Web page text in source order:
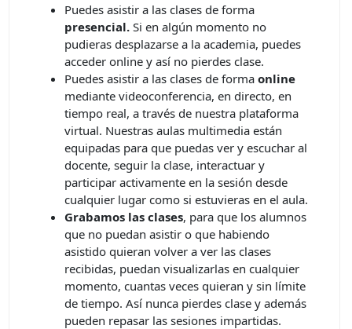
Puedes asistir a las clases de forma
presencial.Si en algún momento no
pudieras desplazarse a la academia, puedes
acceder online y así no pierdes clase.
Puedes asistir a las clases de formaonline
mediante videoconferencia, en directo, en
tiempo real, a través de nuestra plataforma
virtual. Nuestras aulas multimedia están
equipadas para que puedas ver y escuchar al
docente, seguir la clase, interactuar y
participar activamente en la sesión desde
cualquier lugar como si estuvieras en el aula.
Grabamos las clases, para que los alumnos
que no puedan asistir o que habiendo
asistido quieran volver a ver las clases
recibidas, puedan visualizarlas en cualquier
momento, cuantas veces quieran y sin límite
de tiempo. Así nunca pierdes clase y además
pueden repasar las sesiones impartidas.